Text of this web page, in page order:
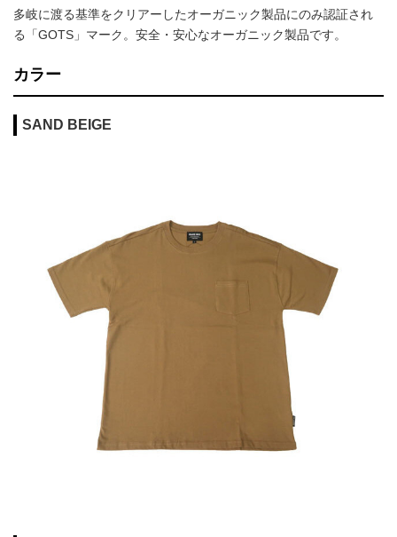
多岐に渡る基準をクリアーしたオーガニック製品にのみ認証され
る「GOTS」マーク。安全・安心なオーガニック製品です。
カラー
SAND BEIGE